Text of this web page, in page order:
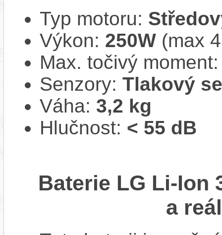
Typ motoru:
Výkon: 250W (max
Max. točivý
Senzory: Tlakový
Váha: 3,2 kg
Hlučnost: < 55 dB
Baterie LG Li-Ion
a